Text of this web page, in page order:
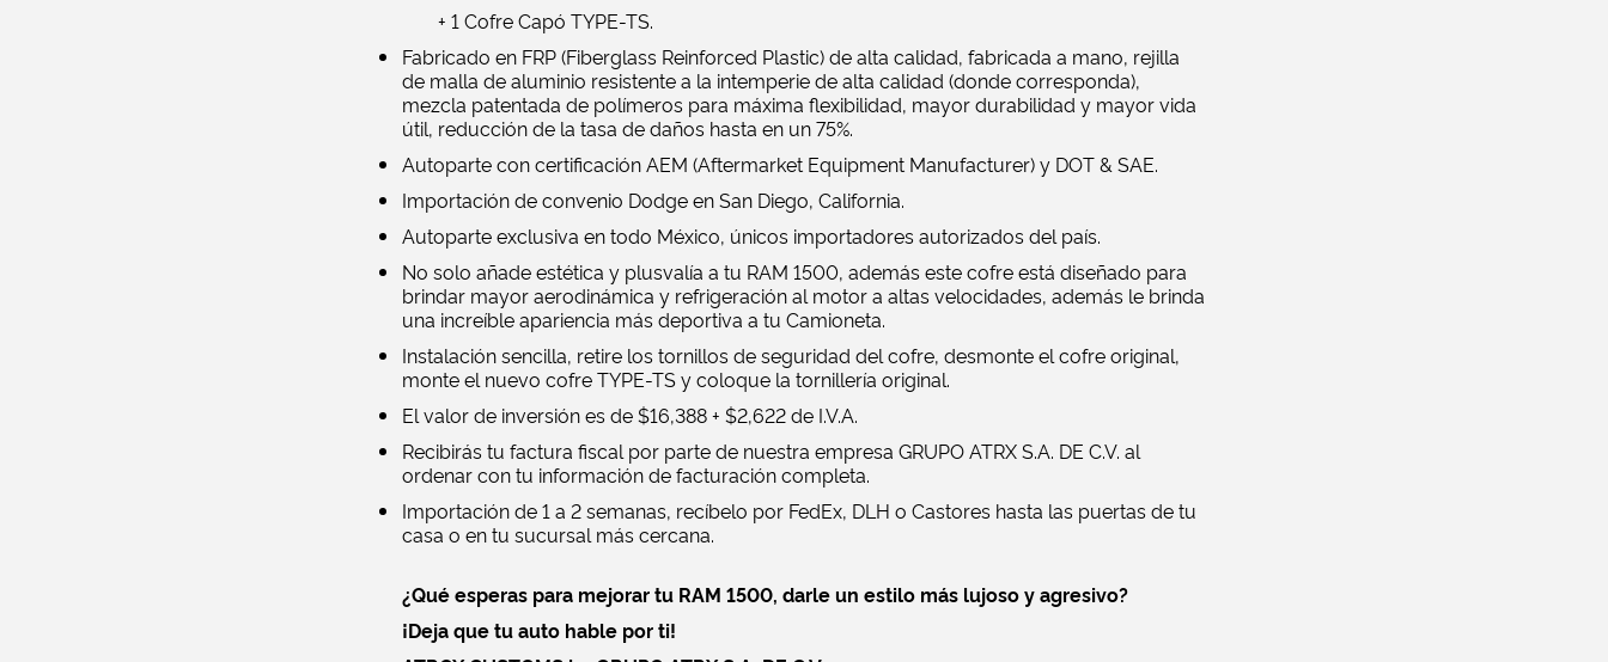
+ 1 Cofre Capó TYPE-TS.
Fabricado en FRP (Fiberglass Reinforced Plastic) de alta calidad, fabricada a mano, rejilla
de malla de aluminio resistente a la intemperie de alta calidad (donde corresponda),
mezcla patentada de polímeros para máxima flexibilidad, mayor durabilidad y mayor vida
útil, reducción de la tasa de daños hasta en un 75%.
Autoparte con certificación AEM (Aftermarket Equipment Manufacturer) y DOT & SAE.
Importación de convenio Dodge en San Diego, California.
Autoparte exclusiva en todo México, únicos importadores autorizados del país.
No solo añade estética y plusvalía a tu RAM 1500, además este cofre está diseñado para
brindar mayor aerodinámica y refrigeración al motor a altas velocidades, además le brinda
una increíble apariencia más deportiva a tu Camioneta.
Instalación sencilla, retire los tornillos de seguridad del cofre, desmonte el cofre original,
monte el nuevo cofre TYPE-TS y coloque la tornillería original.
El valor de inversión es de $16,388 + $2,622 de I.V.A.
Recibirás tu factura fiscal por parte de nuestra empresa GRUPO ATRX S.A. DE C.V. al
ordenar con tu información de facturación completa.
Importación de 1 a 2 semanas, recíbelo por FedEx, DLH o Castores hasta las puertas de tu
casa o en tu sucursal más cercana.
¿Qué esperas para mejorar tu RAM 1500, darle un estilo más lujoso y agresivo?
¡Deja que tu auto hable por ti!